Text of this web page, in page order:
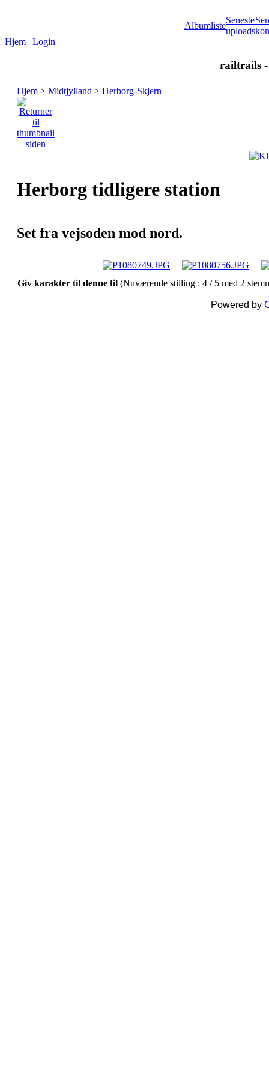
Albumliste
Seneste
uploads
Hjem | Login
railtrails
Hjem > Midtjylland > Herborg-Skjern
Herborg tidligere station
Set fra vejsoden mod nord.
Giv karakter til denne fil (Nuværende stilling : 4 / 5 med 2
Powered by